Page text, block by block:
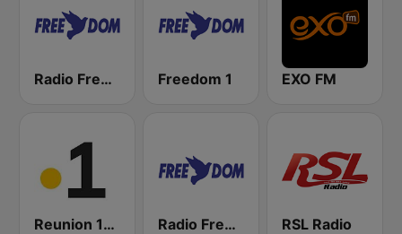
Radio Freedom FM Freedom 1 EXO FM
Reunion 1ere Radio Freedom 2 RSL Radio